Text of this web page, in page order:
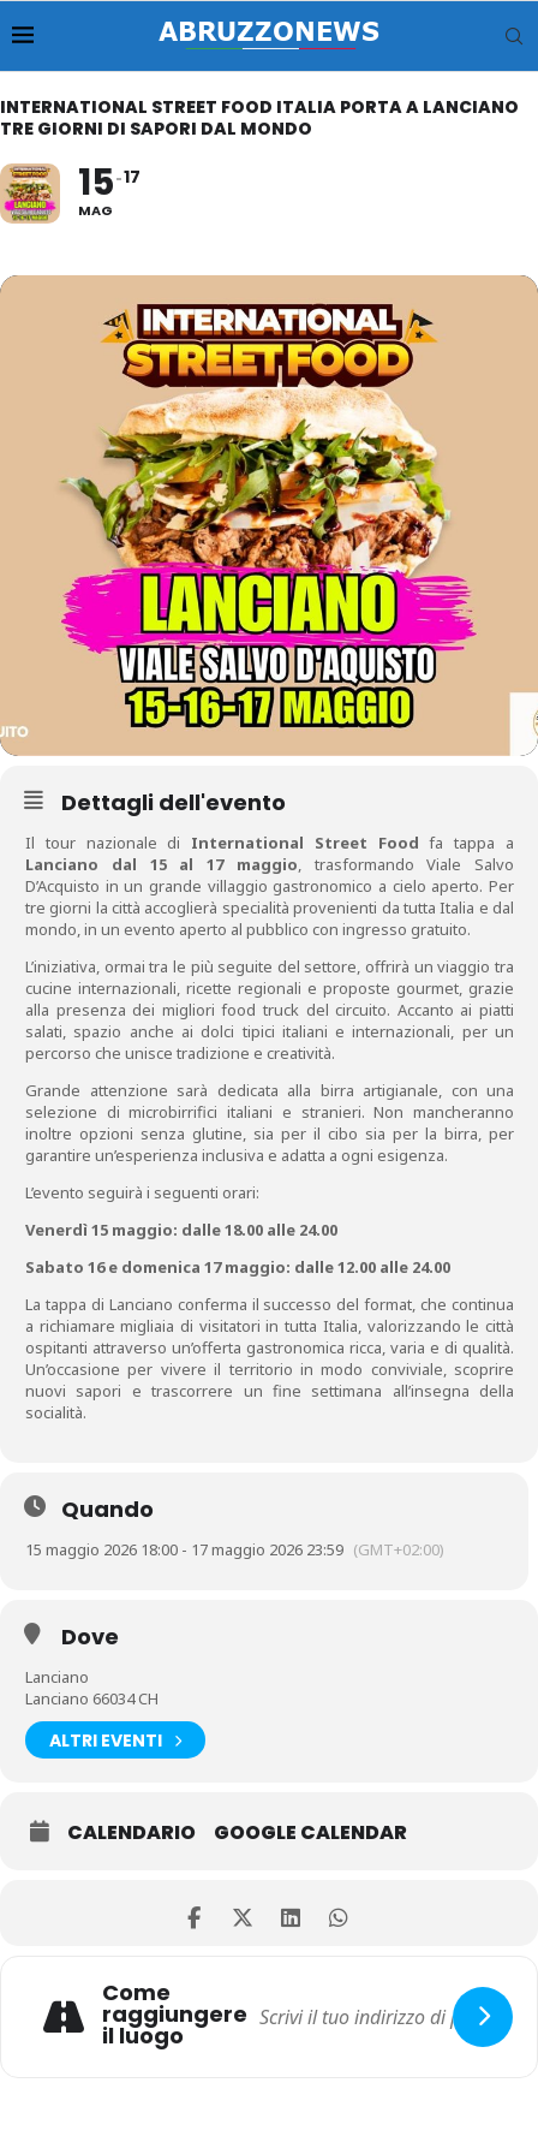
INTERNATIONAL STREET FOOD ITALIA PORTA A LANCIANO
TRE GIORNI DI SAPORI DAL MONDO
15
MAG
17
Dettagli dell'evento
Il tour nazionale di International Street Food fa tappa a
Lanciano dal 15 al 17 maggio, trasformando Viale Salvo
D’Acquisto in un grande villaggio gastronomico a cielo aperto. Per
tre giorni la città accoglierà specialità provenienti da tutta Italia e dal
mondo, in un evento aperto al pubblico con ingresso gratuito.
L’iniziativa, ormai tra le più seguite del settore, offrirà un viaggio tra
cucine internazionali, ricette regionali e proposte gourmet, grazie
alla presenza dei migliori food truck del circuito. Accanto ai piatti
salati, spazio anche ai dolci tipici italiani e internazionali, per un
percorso che unisce tradizione e creatività.
Grande attenzione sarà dedicata alla birra artigianale, con una
selezione di microbirrifici italiani e stranieri. Non mancheranno
inoltre opzioni senza glutine, sia per il cibo sia per la birra, per
garantire un’esperienza inclusiva e adatta a ogni esigenza.
L’evento seguirà i seguenti orari:
Venerdì 15 maggio: dalle 18.00 alle 24.00
Sabato 16 e domenica 17 maggio: dalle 12.00 alle 24.00
La tappa di Lanciano conferma il successo del format, che continua
a richiamare migliaia di visitatori in tutta Italia, valorizzando le città
ospitanti attraverso un’offerta gastronomica ricca, varia e di qualità.
Un’occasione per vivere il territorio in modo conviviale, scoprire
nuovi sapori e trascorrere un fine settimana all’insegna della
socialità.
Quando
15 maggio 2026 18:00 - 17 maggio 2026 23:59 (GMT+02:00)
Dove
Lanciano
Lanciano 66034 CH
ALTRI EVENTI
CALENDARIO GOOGLE CALENDAR
Come
raggiungere
il luogo